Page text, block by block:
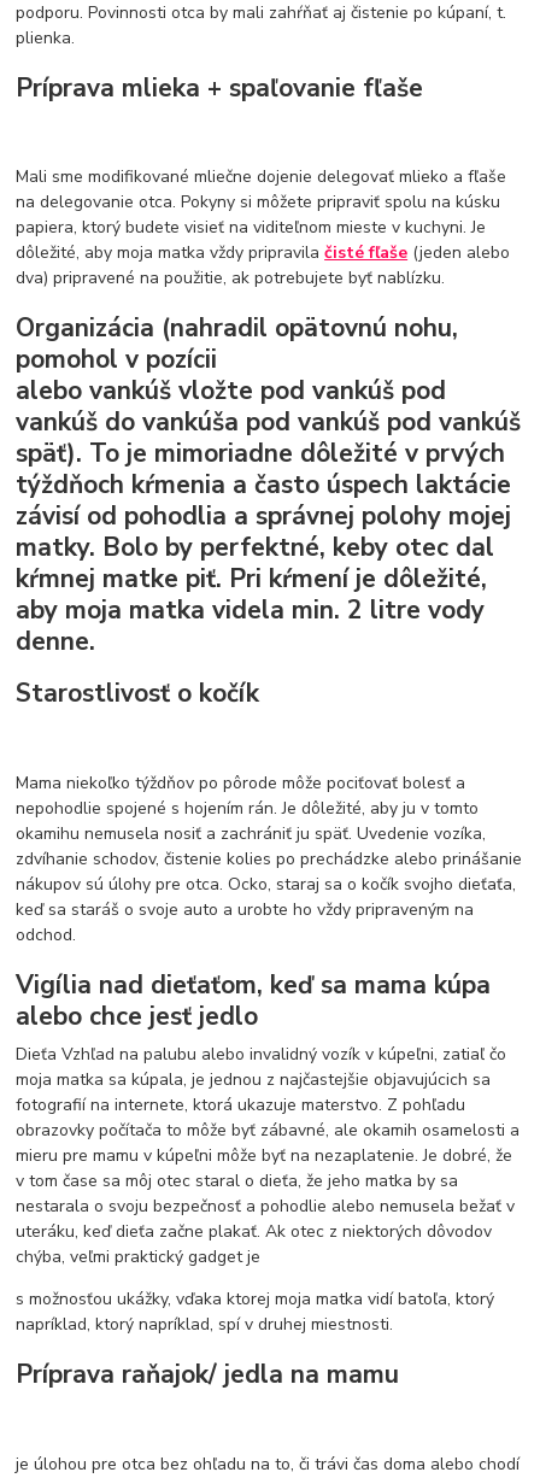
podporu. Povinnosti otca by mali zahŕňať aj čistenie po kúpaní, t.
plienka.
Príprava mlieka + spaľovanie fľaše
Mali sme modifikované mliečne dojenie delegovať mlieko a fľaše
na delegovanie otca. Pokyny si môžete pripraviť spolu na kúsku
papiera, ktorý budete visieť na viditeľnom mieste v kuchyni. Je
dôležité, aby moja matka vždy pripravilačisté fľaše (jeden alebo
dva) pripravené na použitie, ak potrebujete byť nablízku.
Organizácia (nahradil opätovnú nohu,
pomohol v pozícii
alebo vankúš vložte pod vankúš pod
vankúš do vankúša pod vankúš pod vankúš
späť). To je mimoriadne dôležité v prvých
týždňoch kŕmenia a často úspech laktácie
závisí od pohodlia a správnej polohy mojej
matky. Bolo by perfektné, keby otec dal
kŕmnej matke piť. Pri kŕmení je dôležité,
aby moja matka videla min. 2 litre vody
denne.
Starostlivosť o kočík
Mama niekoľko týždňov po pôrode môže pociťovať bolesť a
nepohodlie spojené s hojením rán. Je dôležité, aby ju v tomto
okamihu nemusela nosiť a zachrániť ju späť. Uvedenie vozíka,
zdvíhanie schodov, čistenie kolies po prechádzke alebo prinášanie
nákupov sú úlohy pre otca. Ocko, staraj sa o kočík svojho dieťaťa,
keď sa staráš o svoje auto a urobte ho vždy pripraveným na
odchod.
Vigília nad dieťaťom, keď sa mama kúpa
alebo chce jesť jedlo
Dieťa Vzhľad na palubu alebo invalidný vozík v kúpeľni, zatiaľ čo
moja matka sa kúpala, je jednou z najčastejšie objavujúcich sa
fotografií na internete, ktorá ukazuje materstvo. Z pohľadu
obrazovky počítača to môže byť zábavné, ale okamih osamelosti a
mieru pre mamu v kúpeľni môže byť na nezaplatenie. Je dobré, že
v tom čase sa môj otec staral o dieťa, že jeho matka by sa
nestarala o svoju bezpečnosť a pohodlie alebo nemusela bežať v
uteráku, keď dieťa začne plakať. Ak otec z niektorých dôvodov
chýba, veľmi praktický gadget je
s možnosťou ukážky, vďaka ktorej moja matka vidí batoľa, ktorý
napríklad, ktorý napríklad, spí v druhej miestnosti.
Príprava raňajok/ jedla na mamu
je úlohou pre otca bez ohľadu na to, či trávi čas doma alebo chodí